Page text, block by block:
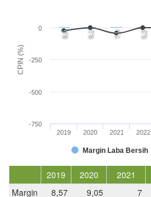
CPIN (%)
8,6 9,1 7,0 5,2
Margin Laba Bersih
2019 2020 2021 2022
-750
-500
-250
0
2019 2020 2021
Margin
8,57 9,05 7